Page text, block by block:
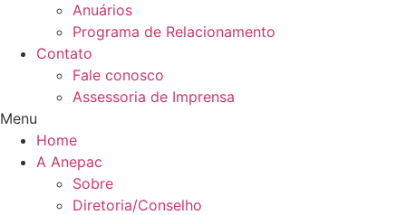
Anuários
Programa de Relacionamento
Contato
Fale conosco
Assessoria de Imprensa
Menu
Home
A Anepac
Sobre
Diretoria/Conselho